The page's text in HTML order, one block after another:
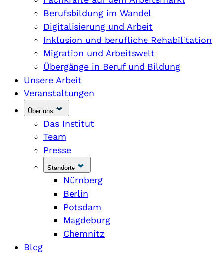
Berufsbildung im Wandel
Digitalisierung und Arbeit
Inklusion und berufliche Rehabilitation
Migration und Arbeitswelt
Übergänge in Beruf und Bildung
Unsere Arbeit
Veranstaltungen
Über uns
Das Institut
Team
Presse
Standorte
Nürnberg
Berlin
Potsdam
Magdeburg
Chemnitz
Blog